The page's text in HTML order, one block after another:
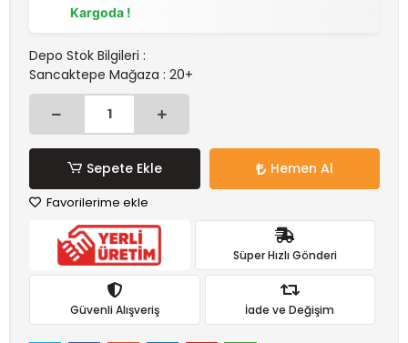
Kargoda !
Depo Stok Bilgileri :
Sancaktepe Mağaza : 20+
Sepete Ekle Hemen Al
Favorilerime ekle
Süper Hızlı Gönderi
Güvenli Alışveriş İade ve Değişim